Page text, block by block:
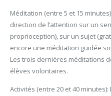
Méditation (entre 5 et 15
direction de l’attention sur un
proprioception), sur un sujet
encore une méditation guidée
Les trois dernières méditations
élèves volontaires.
Activités (entre 20 et 40